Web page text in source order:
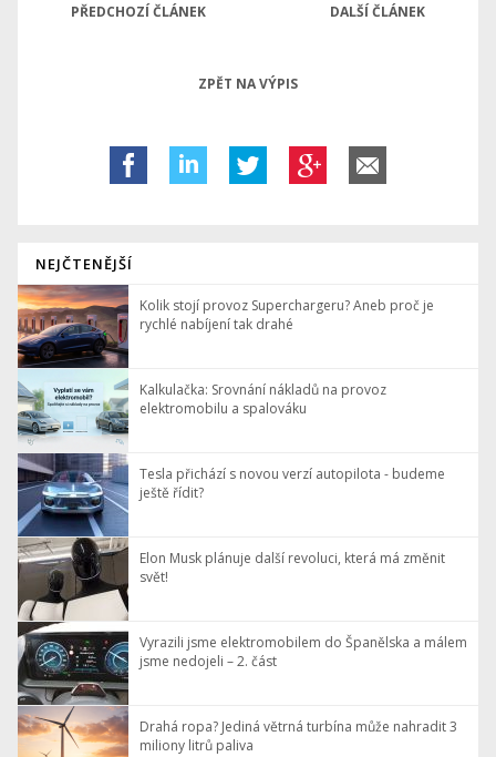
PŘEDCHOZÍ ČLÁNEK DALŠÍ ČLÁNEK
ZPĚT NA VÝPIS
NEJČTENĚJŠÍ
Kolik stojí provoz Superchargeru? Aneb proč je
rychlé nabíjení tak drahé
Kalkulačka: Srovnání nákladů na provoz
elektromobilu a spalováku
Tesla přichází s novou verzí autopilota - budeme
ještě řídit?
Elon Musk plánuje další revoluci, která má změnit
svět!
Vyrazili jsme elektromobilem do Španělska a málem
jsme nedojeli – 2. část
Drahá ropa? Jediná větrná turbína může nahradit 3
miliony litrů paliva